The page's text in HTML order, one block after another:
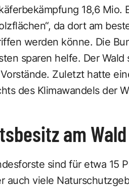
18,6 Mio.
da dort am
werden könne. Die
sparen helfe. Der
Zuletzt hatte
des Klimawandels der
am
sind für etwa 15
auch viele